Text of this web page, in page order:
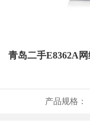
青岛二手E8362A
产品规格：